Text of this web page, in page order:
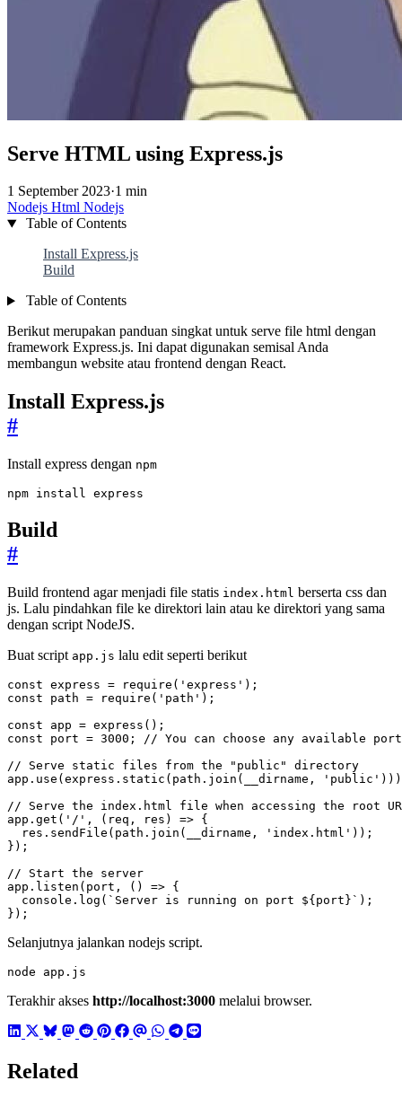
Serve HTML using Express.js
1 September 2023·1 min
Nodejs Html Nodejs
Table of Contents
Install Express.js
Build
Table of Contents
Berikut merupakan panduan singkat untuk serve file html dengan
framework Express.js. Ini dapat digunakan semisal Anda
membangun website atau frontend dengan React.
Install Express.js
#
Install express dengan npm
npm install express
Build
#
Build frontend agar menjadi file statis index.html berserta css dan
js. Lalu pindahkan file ke direktori lain atau ke direktori yang sama
dengan script NodeJS.
Buat script app.js lalu edit seperti berikut
});
Selanjutnya jalankan nodejs script.
node app.js
Terakhir akses http://localhost:3000 melalui browser.
Related